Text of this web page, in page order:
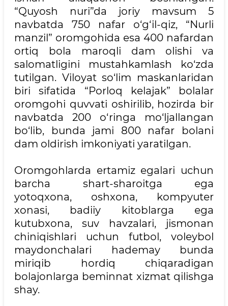
“Quyosh nuri”da joriy mavsum 5
navbatda 750 nafar o‘g‘il-qiz, “Nurli
manzil” oromgohida esa 400 nafardan
ortiq bola maroqli dam olishi va
salomatligini mustahkamlash ko‘zda
tutilgan. Viloyat so‘lim maskanlaridan
biri sifatida “Porloq kelajak” bolalar
oromgohi quvvati oshirilib, hozirda bir
navbatda 200 o‘ringa mo‘ljallangan
bo‘lib, bunda jami 800 nafar bolani
dam oldirish imkoniyati yaratilgan.
Oromgohlarda ertamiz egalari uchun
barcha shart-sharoitga ega
yotoqxona, oshxona, kompyuter
xonasi, badiiy kitoblarga ega
kutubxona, suv havzalari, jismonan
chiniqishlari uchun futbol, voleybol
maydonchalari hademay bunda
miriqib hordiq chiqaradigan
bolajonlarga beminnat xizmat qilishga
shay.